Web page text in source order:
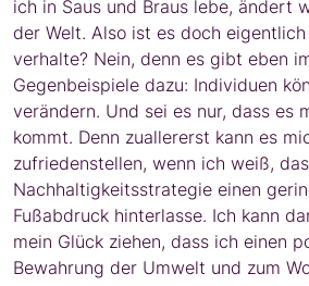
ich in Saus und Braus lebe, ändert
der Welt. Also ist es doch
verhalte? Nein, denn es gibt eben
Gegenbeispiele dazu: Individuen
verändern. Und sei es nur, dass es
kommt. Denn zuallererst kann es
zufriedenstellen, wenn ich weiß,
Nachhaltigkeitsstrategie einen
Fußabdruck hinterlasse. Ich kann
mein Glück ziehen, dass ich einen
Bewahrung der Umwelt und zum